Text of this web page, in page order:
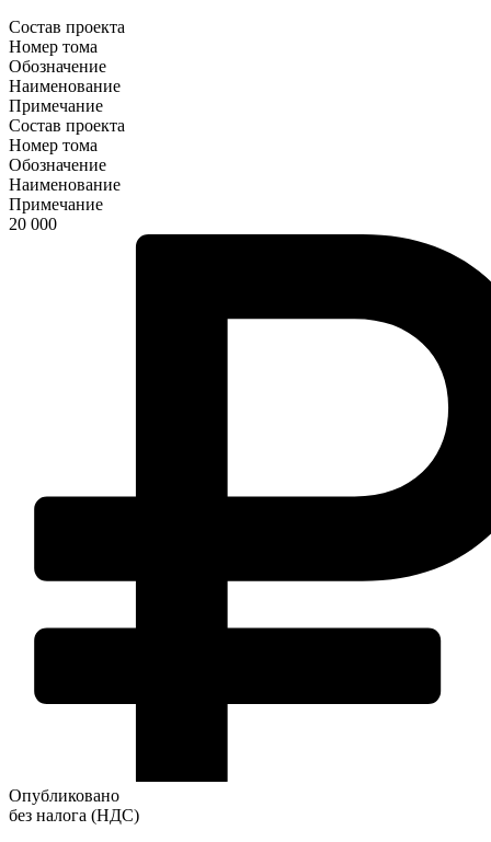
Состав проекта
Номер тома
Обозначение
Наименование
Примечание
Состав проекта
Номер тома
Обозначение
Наименование
Примечание
20 000
Опубликовано
без налога (НДС)